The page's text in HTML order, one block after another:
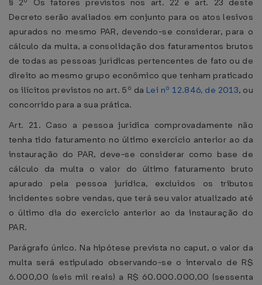
§ 2º Os fatores previstos nos art. 22 e art. 23 deste
Decreto serão avaliados em conjunto para os atos lesivos
apurados no mesmo PAR, devendo-se considerar, para o
cálculo da multa, a consolidação dos faturamentos brutos
de todas as pessoas jurídicas pertencentes de fato ou de
direito ao mesmo grupo econômico que tenham praticado
os ilícitos previstos no art. 5º da Lei nº 12.846, de 2013, ou
concorrido para a sua prática.
Art. 21. Caso a pessoa jurídica comprovadamente não
tenha tido faturamento no último exercício anterior ao da
instauração do PAR, deve-se considerar como base de
cálculo da multa o valor do último faturamento bruto
apurado pela pessoa jurídica, excluídos os tributos
incidentes sobre vendas, que terá seu valor atualizado até
o último dia do exercício anterior ao da instauração do
PAR.
Parágrafo único. Na hipótese prevista no caput, o valor da
multa será estipulado observando-se o intervalo de R$
6.000,00 (seis mil reais) a R$ 60.000.000,00 (sessenta